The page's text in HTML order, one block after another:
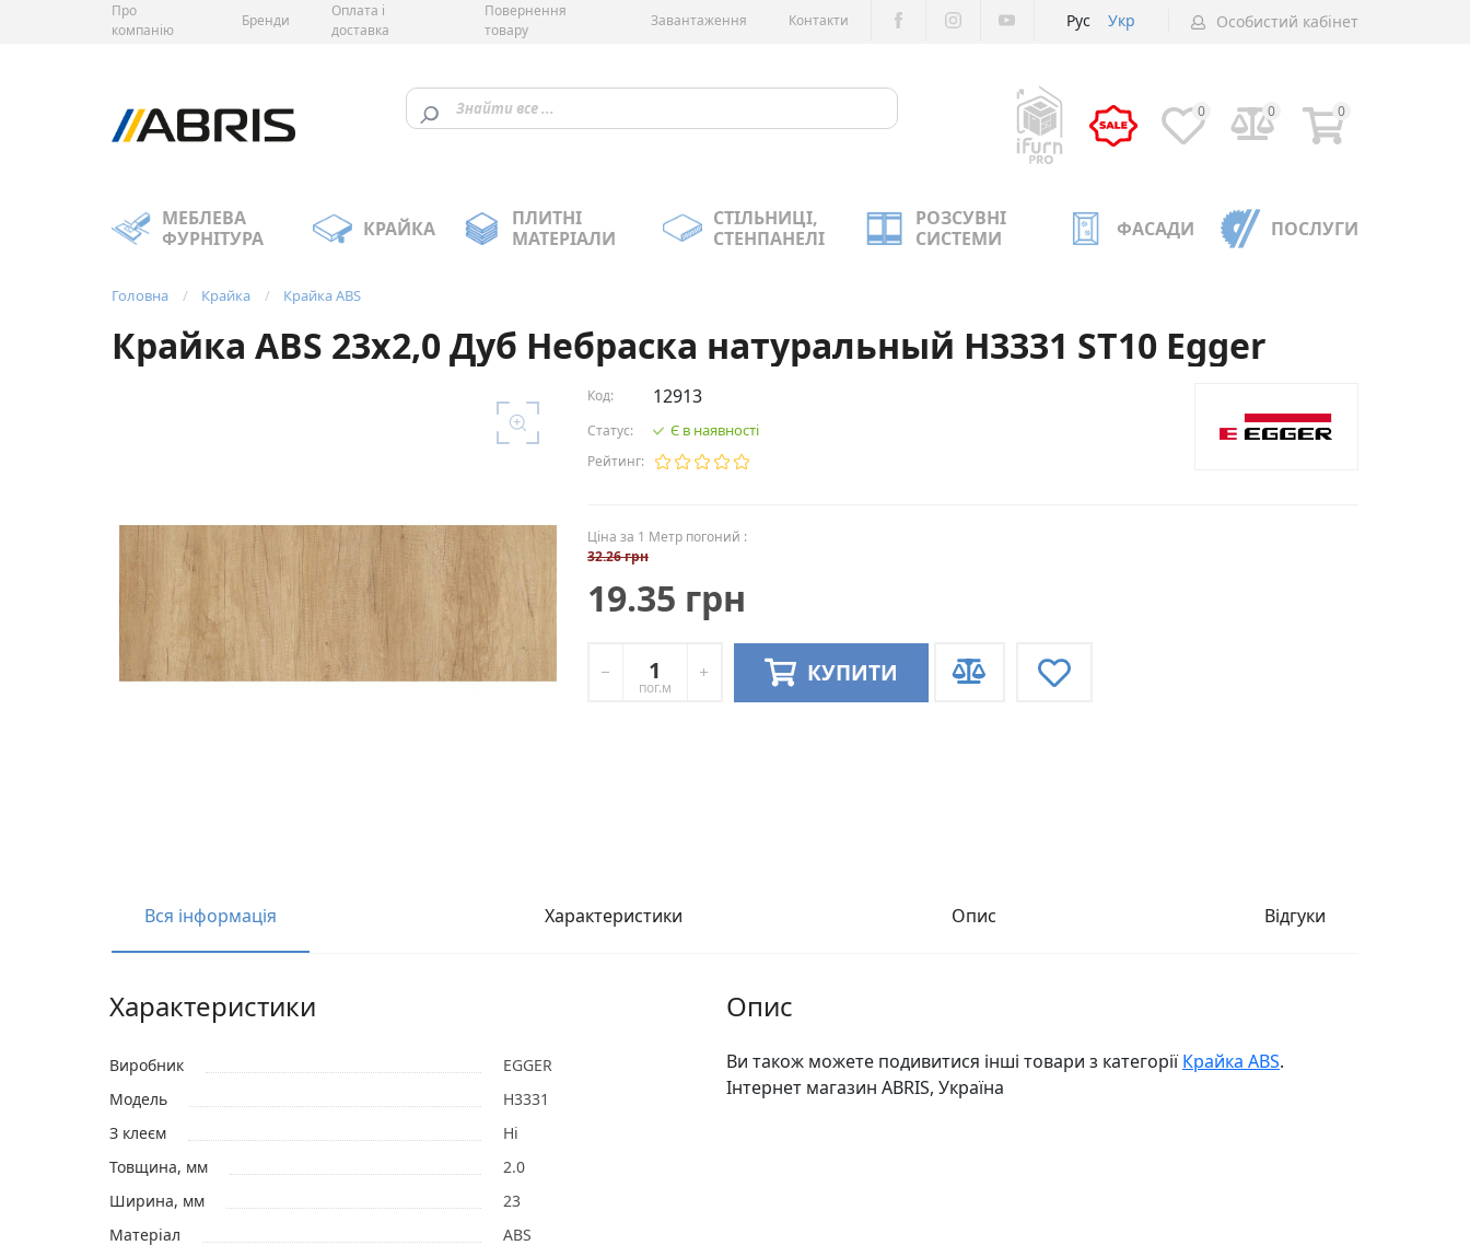
Про
компанію
Бренди
Оплата і
доставка
Повернення
товару
Завантаження Контакти Рус Укр Особистий кабінет
0 0 0
МЕБЛЕВА
ФУРНІТУРА
КРАЙКА
ПЛИТНІ
МАТЕРІАЛИ
СТІЛЬНИЦІ,
СТЕНПАНЕЛІ
РОЗСУВНІ
СИСТЕМИ
ФАСАДИ ПОСЛУГИ
Головна Крайка Крайка ABS
Крайка ABS 23х2,0 Дуб Небраска натуральный Н3331 ST10 Egger
Код: 12913
Статус: Є в наявності
Рейтинг:
Ціна за 1 Метр погоний :
32.26 грн
19.35 грн
пог.м
КУПИТИ
Вся інформація Характеристики Опис Відгуки
Характеристики
Виробник
EGGER
Модель
Н3331
З клеєм
Ні
Товщина, мм
2.0
Ширина, мм
23
Матеріал
ABS
Опис
Ви також можете подивитися інші товари з категоріїКрайка ABS.
Інтернет магазин ABRIS, Україна